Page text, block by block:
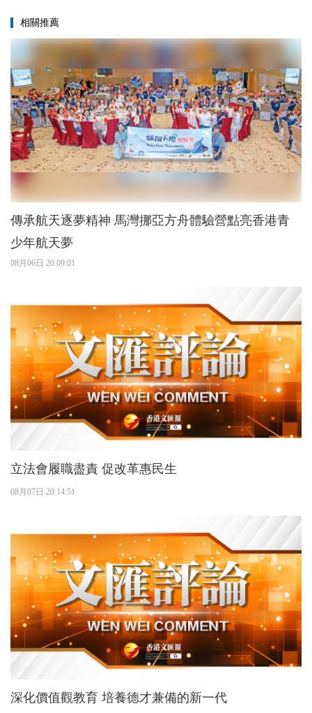
相關推薦
傳承航天逐夢精神 馬灣挪亞方舟體驗營點亮香港青
少年航天夢
08月06日 20:09:01
立法會履職盡責 促改革惠民生
08月07日 20:14:51
深化價值觀教育 培養德才兼備的新一代